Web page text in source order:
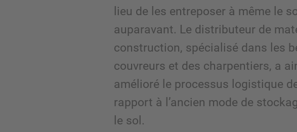
lieu de les entreposer à même le
auparavant. Le distributeur de
construction, spécialisé dans les
couvreurs et des charpentiers, a
amélioré le processus logistique
rapport à l’ancien mode de
le sol.